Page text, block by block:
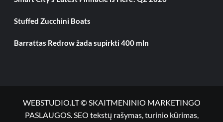
Stuffed Zucchini Boats
Barrattas Redrow žada supirkti 400 mln
WEBSTUDIO.LT © SKAITMENINIO MARKETINGO
PASLAUGOS. SEO tekstų rašymas, turinio kūrimas,